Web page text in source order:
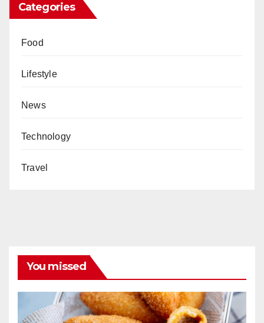
Categories
Food
Lifestyle
News
Technology
Travel
You missed